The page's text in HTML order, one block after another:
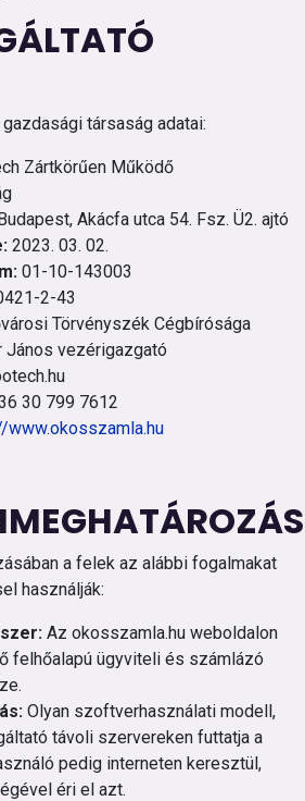
társaság adatai:
Zártkörűen Működő
Akácfa utca 54. Fsz. Ü2. ajtó
2023. 03. 02.
01-10-143003
2-43
Törvényszék Cégbírósága
János vezérigazgató
30 799 7612
www.okosszamla.hu
a felek az alábbi fogalmakat
használják:
Az okosszamla.hu weboldalon
felhőalapú ügyviteli és számlázó
Olyan szoftverhasználati modell,
távoli szervereken futtatja a
pedig interneten keresztül,
éri el azt.